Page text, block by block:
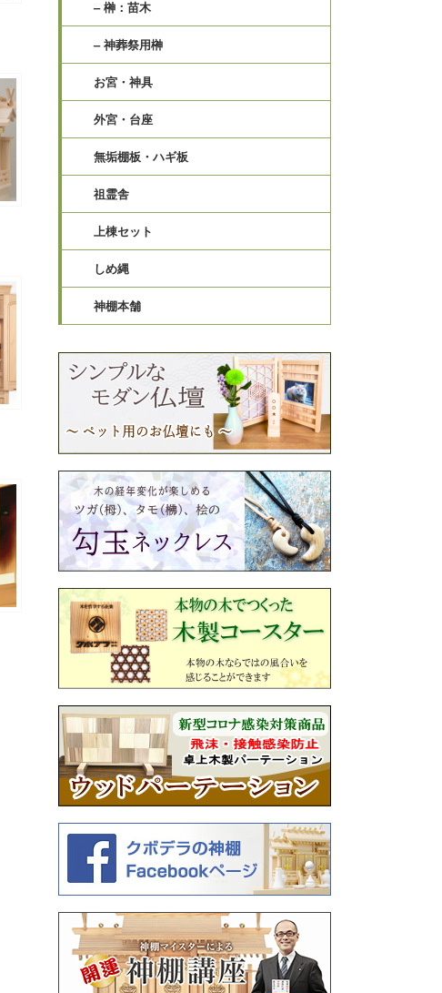
– 榊：苗木
– 神葬祭用榊
お宮・神具
外宮・台座
無垢棚板・ハギ板
祖霊舎
上棟セット
しめ縄
神棚本舗